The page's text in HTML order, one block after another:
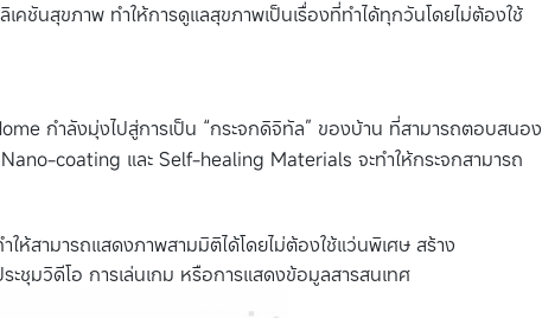
ชันสุขภาพ ทำให้การดูแลสุขภาพเป็นเรื่องที่ทำได้ทุกวันโดยไม่ต้องใช้
กำลังมุ่งไปสู่การเป็น “กระจกดิจิทัล” ของบ้าน ที่สามารถตอบสนอง
coating และ Self-healing Materials จะทำให้กระจกสามารถ
สามารถแสดงภาพสามมิติได้โดยไม่ต้องใช้แว่นพิเศษ สร้าง
ชุมวิดีโอ การเล่นเกม หรือการแสดงข้อมูลสารสนเทศ